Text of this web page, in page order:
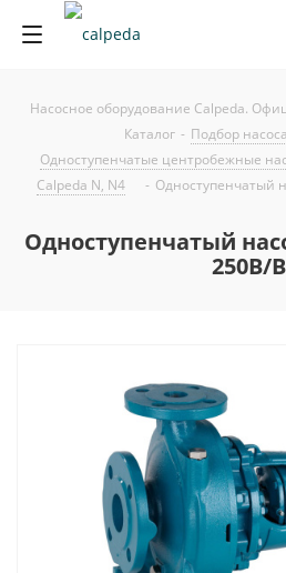
Насосное оборудование Calpeda.
Каталог - Подбор
Одноступенчатые центробежные
Calpeda N, N4
- Одноступенчатый
Одноступенчатый
250B/B